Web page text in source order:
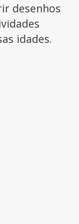
desenhos
idades.